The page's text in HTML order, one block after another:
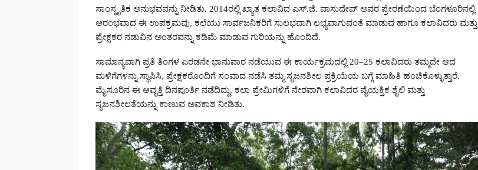
ಸಾಂಸ್ಕೃತಿಕ ಅನುಭವವನ್ನು ನೀಡಿತು. 2014ರಲ್ಲಿ ಖ್ಯಾತ ಕಲಾವಿದ ಎಸ್.ಜಿ. ವಾಸುದೇವ್ ಅವರ ಪ್ರೇರಣೆಯಿಂದ ಬೆಂಗಳೂರಿನಲ್ಲಿ
ಆರಂಭವಾದ ಈ ಉಪಕ್ರಮವು, ಕಲೆಯು ಸಾರ್ವಜನಿಕರಿಗೆ ಸುಲಭವಾಗಿ ಲಭ್ಯವಾಗುವಂತೆ ಮಾಡುವ ಹಾಗೂ ಕಲಾವಿದರು ಮತ್ತು
ಪ್ರೇಕ್ಷಕರ ನಡುವಿನ ಅಂತರವನ್ನು ಕಡಿಮೆ ಮಾಡುವ ಗುರಿಯನ್ನು ಹೊಂದಿದೆ.
ಸಾಮಾನ್ಯವಾಗಿ ಪ್ರತಿ ತಿಂಗಳ ಎರಡನೇ ಭಾನುವಾರ ನಡೆಯುವ ಈ ಕಾರ್ಯಕ್ರಮದಲ್ಲಿ 20–25 ಕಲಾವಿದರು ತಮ್ಮದೇ ಆದ
ಮಳಿಗೆಗಳನ್ನು ಸ್ಥಾಪಿಸಿ, ಪ್ರೇಕ್ಷಕರೊಂದಿಗೆ ಸಂವಾದ ನಡೆಸಿ ತಮ್ಮ ಸೃಜನಶೀಲ ಪ್ರಕ್ರಿಯೆಯ ಬಗ್ಗೆ ಮಾಹಿತಿ ಹಂಚಿಕೊಳ್ಳುತ್ತಾರೆ.
ಮೈಸೂರಿನ ಈ ಆವೃತ್ತಿ ದಿನಪೂರ್ತಿ ನಡೆದಿದ್ದು, ಕಲಾ ಪ್ರೇಮಿಗಳಿಗೆ ನೇರವಾಗಿ ಕಲಾವಿದರ ವೈಯಕ್ತಿಕ ಶೈಲಿ ಮತ್ತು
ಸೃಜನಶೀಲತೆಯನ್ನು ಕಾಣುವ ಅವಕಾಶ ನೀಡಿತು.